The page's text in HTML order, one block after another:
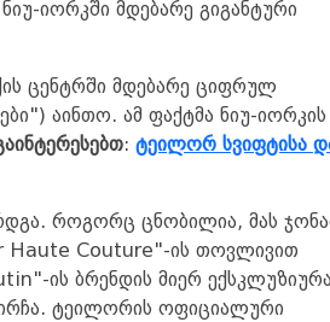
იორკში მდებარე გიგანტური
ცენტრში მდებარე ციფრულ
აინთო. ამ ფაქტმა ნიუ-იორკის
: ტეილორ სვიფტისა
როგორც ცნობილია, მას
Haute Couture"-ის თოვლივით
ის ბრენდის მიერ
ტეილორის ოფიციალური